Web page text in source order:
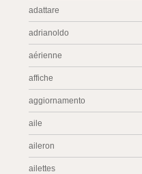
adattare
adrianoldo
aérienne
affiche
aggiornamento
aile
aileron
ailettes